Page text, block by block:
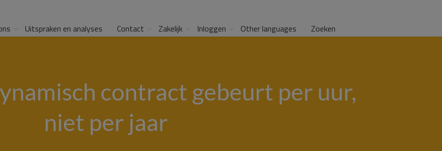
Uitspraken en analyses Contact Zakelijk Inloggen Other languages Zoeken
contract gebeurt per uur,
niet per jaar